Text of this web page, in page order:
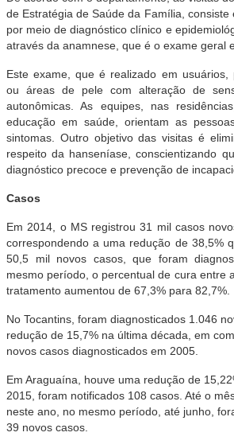
de Estratégia de Saúde da Família, consiste
por meio de diagnóstico clínico e
através da anamnese, que é o exame geral
Este exame, que é realizado em usuários,
ou áreas de pele com alteração de
autonômicas. As equipes, nas
educação em saúde, orientam as
sintomas. Outro objetivo das visitas é
respeito da hanseníase, conscientizando
diagnóstico precoce e prevenção de
Casos
Em 2014, o MS registrou 31 mil casos
correspondendo a uma redução de 38,5%
50,5 mil novos casos, que foram
mesmo período, o percentual de cura entre
tratamento aumentou de 67,3% para 82,7%.
No Tocantins, foram diagnosticados 1.046
redução de 15,7% na última década, em
novos casos diagnosticados em 2005.
Em Araguaína, houve uma redução de
2015, foram notificados 108 casos. Até o
neste ano, no mesmo período, até junho,
39 novos casos.